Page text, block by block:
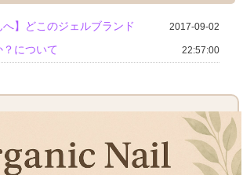
へ】どこのジェルブランド
について
2017-09-02
22:57:00